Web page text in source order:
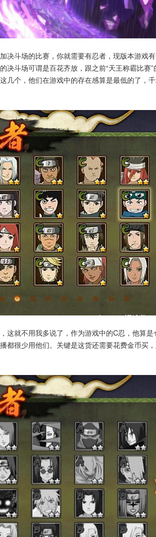
决斗场的比赛，你就需要有忍者，现版本游戏
决斗场可谓是百花齐放，跟之前“天王称霸比
几个，他们在游戏中的存在感算是最低的了，
这就不用我多说了，作为游戏中的C忍，他算
都很少用他们。关键是这货还需要花费金币买